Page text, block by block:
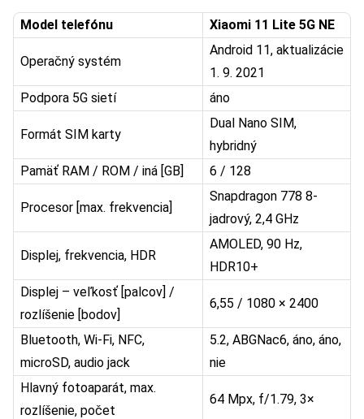
Model telefónu Xiaomi 11 Lite 5G NE
Operačný systém
Android 11, aktualizácie
1. 9. 2021
Podpora 5G sietí
áno
Formát SIM karty
Dual Nano SIM,
hybridný
Pamäť RAM / ROM / iná [GB]
6 / 128
Procesor [max. frekvencia]
Snapdragon 778 8-
jadrový, 2,4 GHz
Displej, frekvencia, HDR
AMOLED, 90 Hz,
HDR10+
Displej – veľkosť [palcov] /
rozlíšenie [bodov]
6,55 / 1080 × 2400
Bluetooth, Wi-Fi, NFC,
microSD, audio jack
5.2, ABGNac6, áno, áno,
nie
Hlavný fotoaparát, max.
rozlíšenie, počet
64 Mpx, f/1.79, 3×